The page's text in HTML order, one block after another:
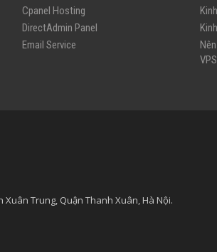
Cpanel Hosting
DirectAdmin Panel
Email Service
VPS
Trung, Quận Thanh Xuân, Hà Nội.